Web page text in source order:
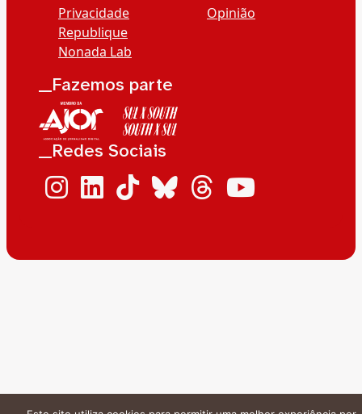
Privacidade
Republique
Nonada Lab
Opinião
__Fazemos parte
__Redes Sociais